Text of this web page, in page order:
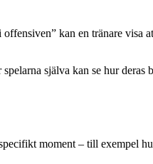
kan en tränare visa
själva kan se hur deras
moment – till exempel